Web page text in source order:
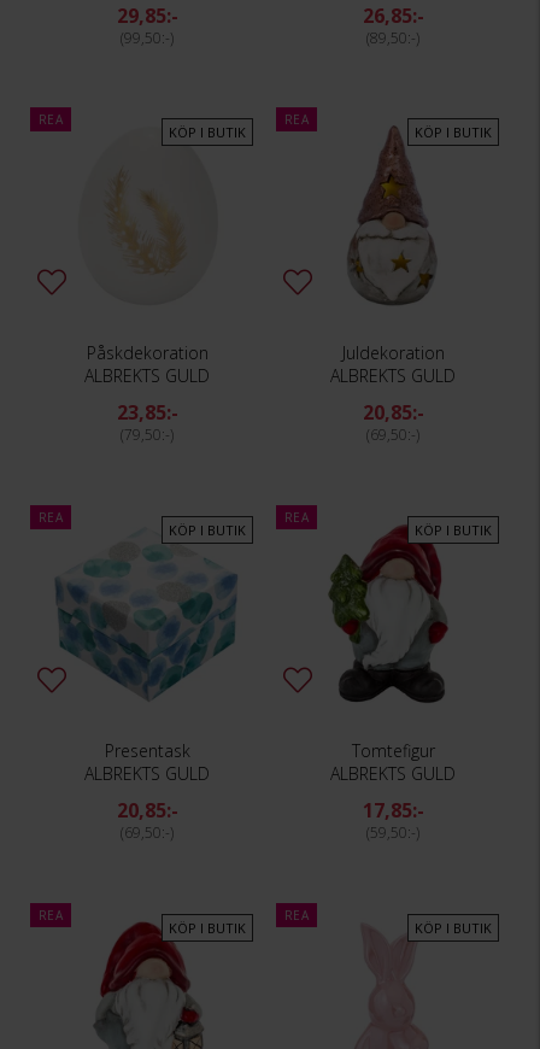
29,85:-
99,50:-
26,85:-
89,50:-
REA
KÖP I BUTIK
Påskdekoration
ALBREKTS GULD
23,85:-
79,50:-
REA
KÖP I BUTIK
Juldekoration
ALBREKTS GULD
20,85:-
69,50:-
REA
KÖP I BUTIK
Presentask
ALBREKTS GULD
20,85:-
69,50:-
REA
KÖP I BUTIK
Tomtefigur
ALBREKTS GULD
17,85:-
59,50:-
REA
KÖP I BUTIK
REA
KÖP I BUTIK